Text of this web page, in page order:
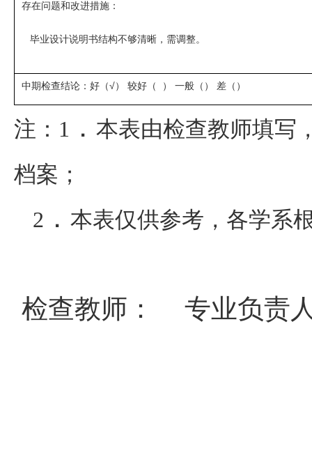
存在问题和改进措施：
毕业设计说明书结构不够清晰，需调整。
中期检查结论：好（√） 较好（ ） 一般（） 差（）
注： 1 ． 本表由检查教师填写
档案；
2 ． 本表仅供参考，各学系
检查教师： 专业负责